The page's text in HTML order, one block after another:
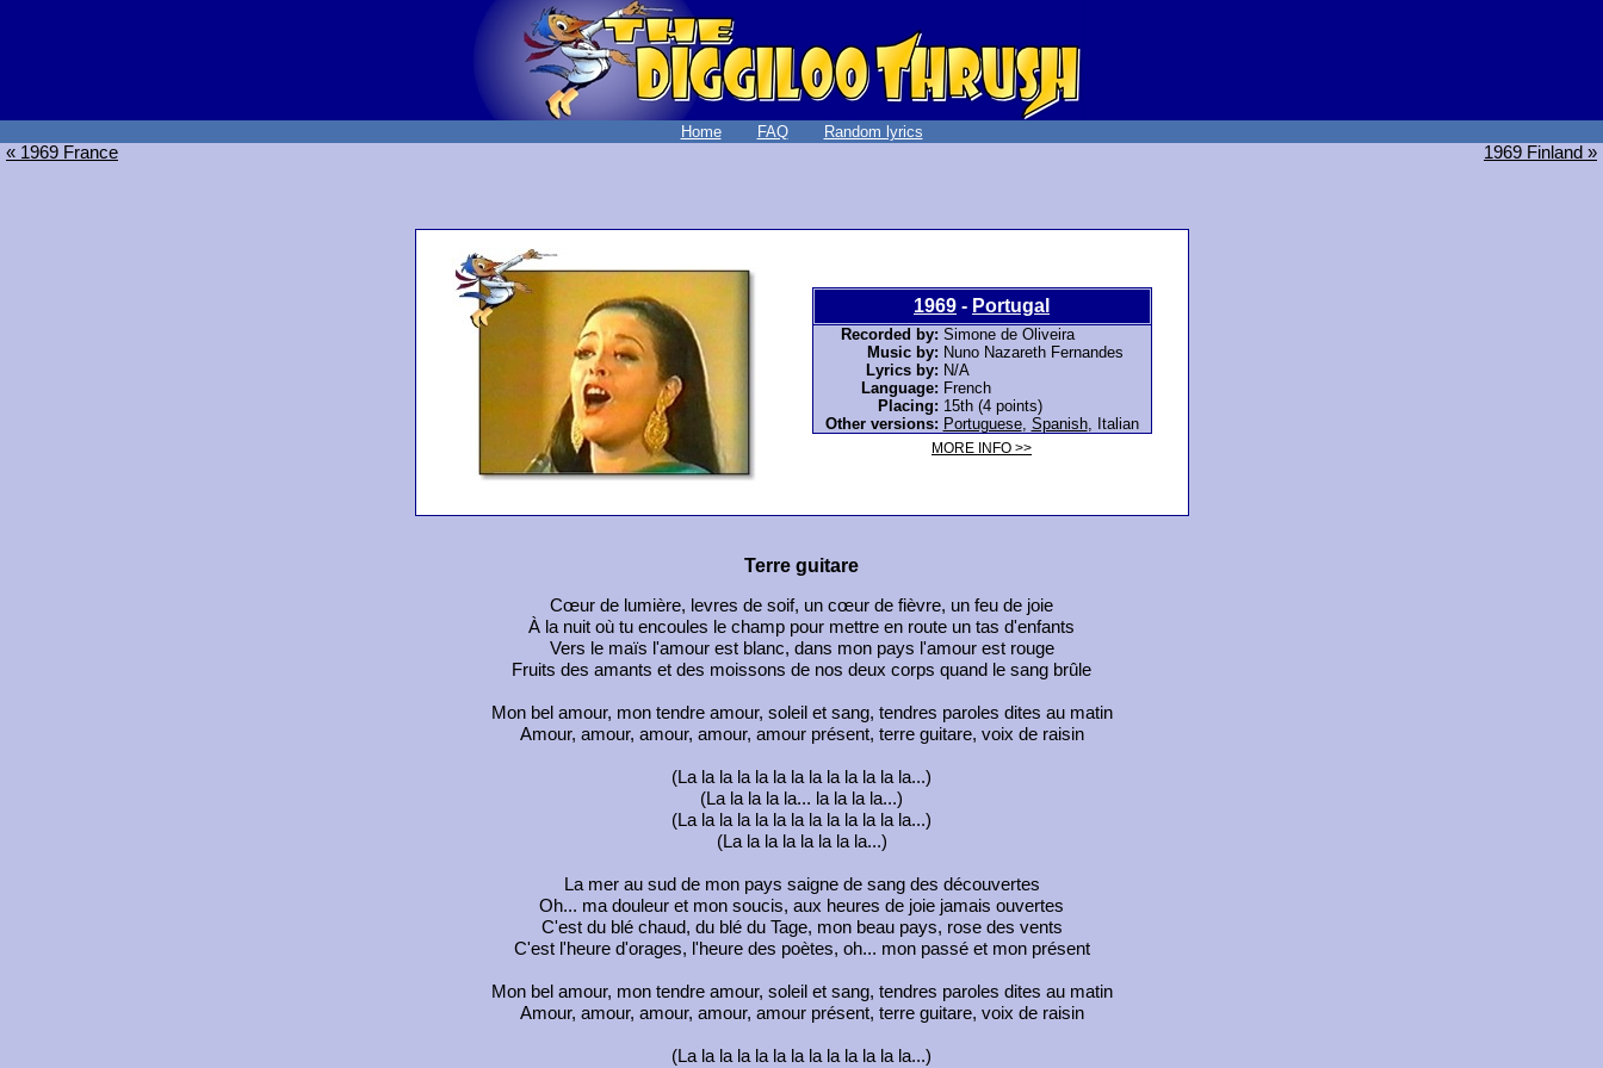
Home FAQ Random lyrics
« 1969 France 1969 Finland »
1969 - Portugal
Recorded by: Simone de Oliveira
Music by: Nuno Nazareth Fernandes
Lyrics by: N/A
Language: French
Placing: 15th (4 points)
Other versions: Portuguese, Spanish, Italian
MORE INFO >>
Terre guitare
Cœur de lumière, levres de soif, un cœur de fièvre, un feu de joie
À la nuit où tu encoules le champ pour mettre en route un tas d'enfants
Vers le maïs l'amour est blanc, dans mon pays l'amour est rouge
Fruits des amants et des moissons de nos deux corps quand le sang brûle
Mon bel amour, mon tendre amour, soleil et sang, tendres paroles dites au matin
Amour, amour, amour, amour, amour présent, terre guitare, voix de raisin
(La la la la la la la la la la la la la...)
(La la la la la... la la la la...)
(La la la la la la la la la la la la la...)
(La la la la la la la la...)
La mer au sud de mon pays saigne de sang des découvertes
Oh... ma douleur et mon soucis, aux heures de joie jamais ouvertes
C'est du blé chaud, du blé du Tage, mon beau pays, rose des vents
C'est l'heure d'orages, l'heure des poètes, oh... mon passé et mon présent
Mon bel amour, mon tendre amour, soleil et sang, tendres paroles dites au matin
Amour, amour, amour, amour, amour présent, terre guitare, voix de raisin
(La la la la la la la la la la la la la...)